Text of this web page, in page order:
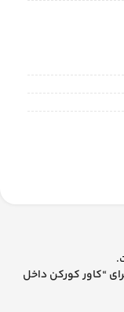
“کاور کورکن داخل